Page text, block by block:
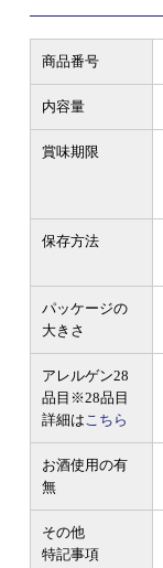
商品番号
内容量
賞味期限
保存方法
パッケージの
大きさ
アレルゲン28
品目 ※28品目
詳細はこちら
お酒使用の有
無
その他
特記事項